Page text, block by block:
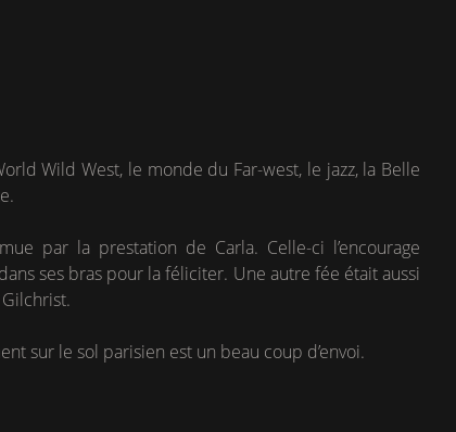
Wild West, le monde du Far-west, le jazz, la Belle
par la prestation de Carla. Celle-ci l’encourage
ses bras pour la féliciter. Une autre fée était aussi
sur le sol parisien est un beau coup d’envoi.